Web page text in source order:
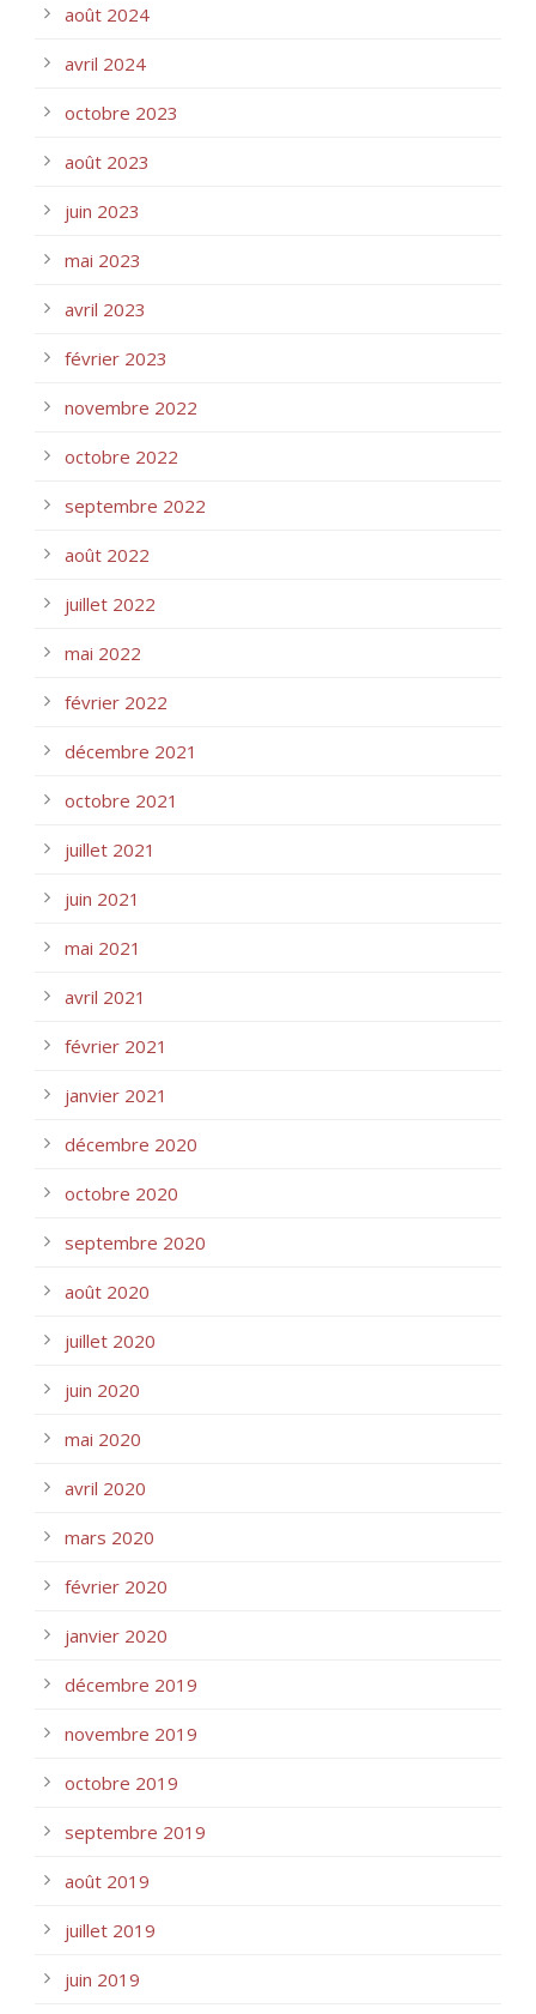
août 2024
avril 2024
octobre 2023
août 2023
juin 2023
mai 2023
avril 2023
février 2023
novembre 2022
octobre 2022
septembre 2022
août 2022
juillet 2022
mai 2022
février 2022
décembre 2021
octobre 2021
juillet 2021
juin 2021
mai 2021
avril 2021
février 2021
janvier 2021
décembre 2020
octobre 2020
septembre 2020
août 2020
juillet 2020
juin 2020
mai 2020
avril 2020
mars 2020
février 2020
janvier 2020
décembre 2019
novembre 2019
octobre 2019
septembre 2019
août 2019
juillet 2019
juin 2019